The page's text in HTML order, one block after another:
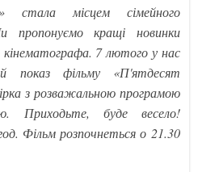
стала місцем сімейного
пропонуємо кращі новинки
кінематографа. 7 лютого у нас
показ фільму «П'ятдесят
з розважальною програмою
Приходьте, буде весело!
Фільм розпочнеться о 21.30